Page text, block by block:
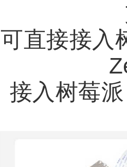
可直接接入
接入树莓